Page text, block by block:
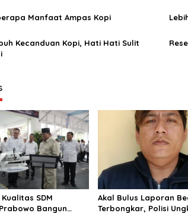
Manfaat Ampas Kopi
Kecanduan Kopi, Hati Hati Sulit
SDM
Bangun
Akal Bulus Laporan
Terbongkar, Polisi